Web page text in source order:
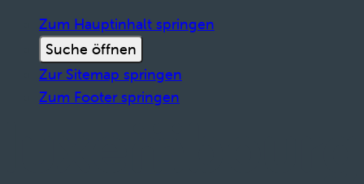
Zum Hauptinhalt springen
Suche öffnen
Zur Sitemap springen
Zum Footer springen